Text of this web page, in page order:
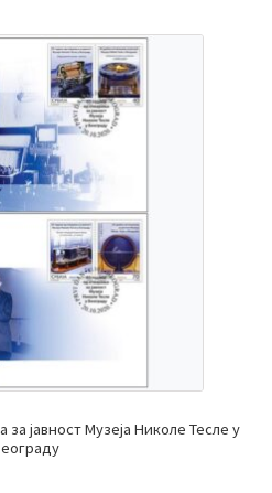
јавност Музеја Николе Тесле у